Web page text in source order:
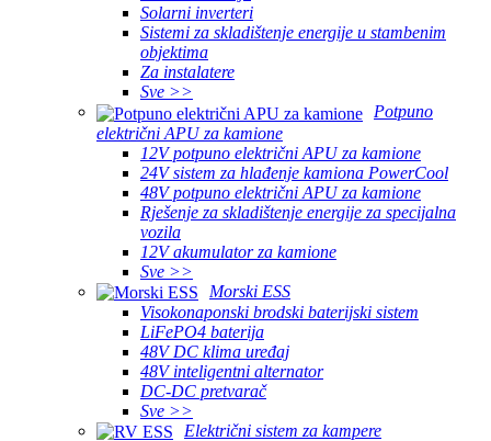
Solarni inverteri
Sistemi za skladištenje energije u stambenim
objektima
Za instalatere
Sve >>
Potpuno
električni APU za kamione
12V potpuno električni APU za kamione
24V sistem za hlađenje kamiona PowerCool
48V potpuno električni APU za kamione
Rješenje za skladištenje energije za specijalna
vozila
12V akumulator za kamione
Sve >>
Morski ESS
Visokonaponski brodski baterijski sistem
LiFePO4 baterija
48V DC klima uređaj
48V inteligentni alternator
DC-DC pretvarač
Sve >>
Električni sistem za kampere